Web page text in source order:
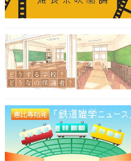
68％が転職に関心が
ルが高いと感じている